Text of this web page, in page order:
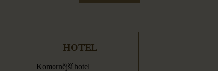
HOTEL
Komornější hotel